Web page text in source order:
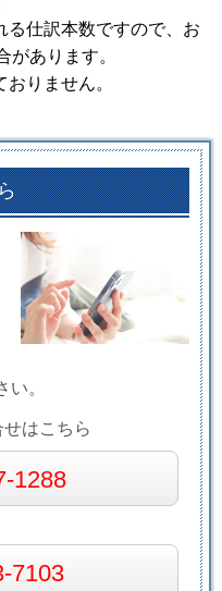
仕訳本数ですので、お
があります。
りません。
。
はこちら
1288
7103